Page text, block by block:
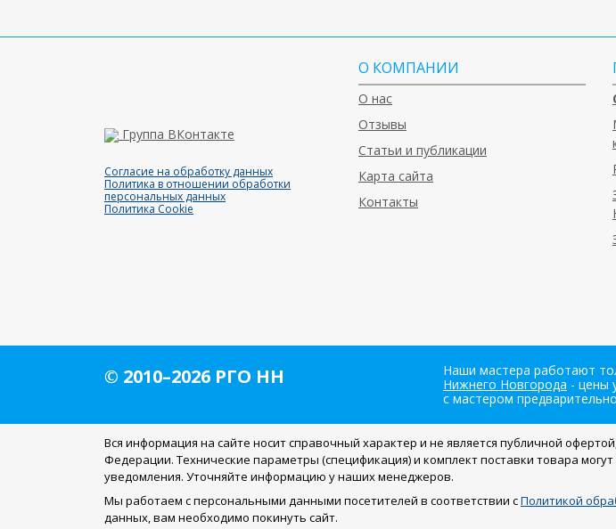
Группа ВКонтакте
Согласие на обработку данных
Политика в отношении обработки
персональных данных
Политика Cookie
О КОМПАНИИ
О нас
Отзывы
Статьи и публикации
Карта сайта
Контакты
© 2010–2026 РГО НН
Наши мастера работают
Нижнего Новгорода - цены
с мастером
Вся информация на сайте носит справочный характер и не является публичной
Федерации. Технические параметры (спецификация) и комплект поставки товара
уведомления. Уточняйте информацию у наших менеджеров.
Мы работаем с персональными данными посетителей в соответствии сПолитикой
данных, вам необходимо покинуть сайт.